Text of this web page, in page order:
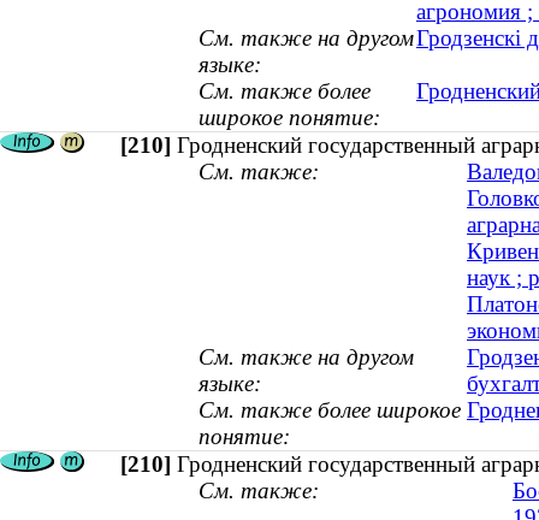
агрономия
См. также на другом
языке:
Гродзенскі
См. также более
широкое понятие:
[210] Гродненский государственный
См. также:
наук ;
См. также на другом
языке:
См. также более широкое
понятие:
[210] Гродненский государственный
См. также: